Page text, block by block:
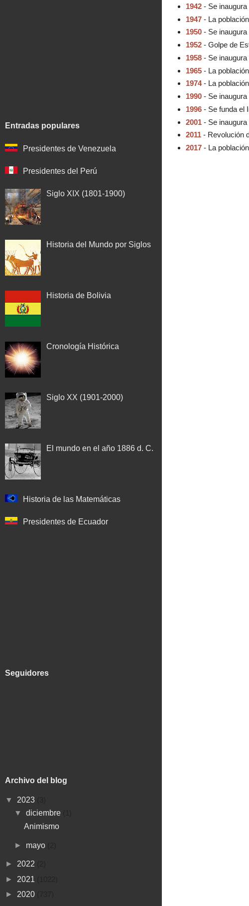
1942- Se inaugura
1947- La
1950- Se inaugura
1952- Golpe de
1958- Se inaugura
1965- La
1974- La
1990- Se inaugura
1996- Se funda el
2001- Se inaugura
2011- Revolución
2017- La
Entradas populares
Presidentes de Venezuela
Presidentes del Perú
Siglo XIX (1801-1900)
Historia del Mundo por Siglos
Historia de Bolivia
Cronología Histórica
Siglo XX (1901-2000)
El mundo en el año 1886 d. C.
Historia de las Matemáticas
Presidentes de Ecuador
Seguidores
Archivo del blog
▼ 2023
▼ diciembre
Animismo
► mayo
► 2022
► 2021
► 2020